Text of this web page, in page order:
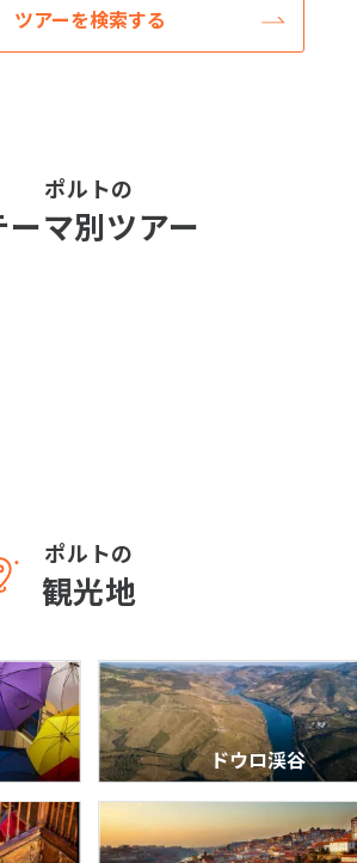
ツアーを検索する
ポルトの
ーマ別ツアー
ポルトの
観光地
ドウロ渓谷